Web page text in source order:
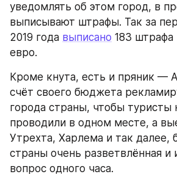
уведомлять об этом город, в
выписывают штрафы. Так за
2019 года выписано 183 штрафа
евро.
Кроме кнута, есть и пряник —
счёт своего бюджета
города страны, чтобы
проводили в одном месте, а
Утрехта, Харлема и так далее,
страны очень разветвлённая и
вопрос одного часа.